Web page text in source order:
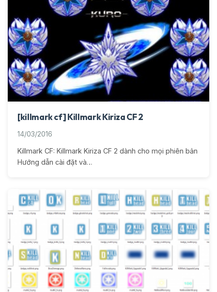
[killmark cf] Killmark Kiriza CF 2
14/03/2016
Killmark CF: Killmark Kiriza CF 2 dành cho mọi phiên bản
Hướng dẫn cài đặt và…